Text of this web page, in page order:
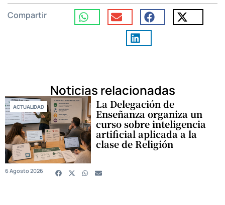
Compartir
Noticias relacionadas
ACTUALIDAD La Delegación de
Enseñanza organiza un
curso sobre inteligencia
artificial aplicada a la
clase de Religión
6 Agosto 2026